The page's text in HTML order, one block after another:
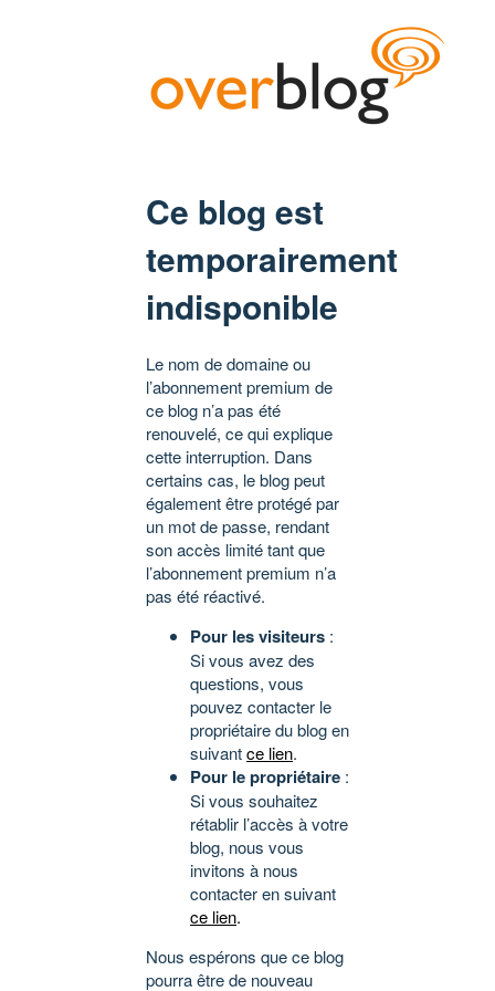
Ce blog est
temporairement
indisponible
Le nom de domaine ou
l’abonnement premium de
ce blog n’a pas été
renouvelé, ce qui explique
cette interruption. Dans
certains cas, le blog peut
également être protégé par
un mot de passe, rendant
son accès limité tant que
l’abonnement premium n’a
pas été réactivé.
Pour les visiteurs :
Si vous avez des
questions, vous
pouvez contacter le
propriétaire du blog en
suivantce lien.
Pour le propriétaire :
Si vous souhaitez
rétablir l’accès à votre
blog, nous vous
invitons à nous
contacter en suivant
ce lien.
Nous espérons que ce blog
pourra être de nouveau